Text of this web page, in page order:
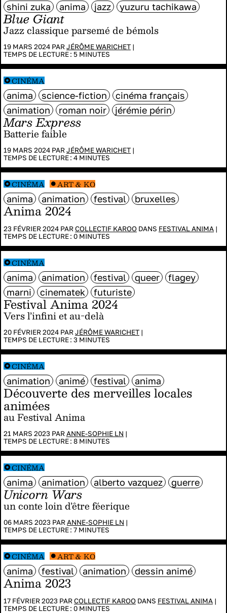
Blue Giant
Jazz classique parsemé de bémols
19 MARS 2024 PARJÉRÔME WARICHET |
TEMPS DE LECTURE : 5 MINUTES
shini zuka
anima jazz yuzuru tachikawa
Mars Express
Batterie faible
19 MARS 2024 PARJÉRÔME WARICHET |
TEMPS DE LECTURE : 4 MINUTES
anima science-fiction
cinéma français
animation
roman noir jérémie périn
CINÉMA
Anima 2024
23 FÉVRIER 2024 PARCOLLECTIF KAROO DANS FESTIVAL ANIMA |
TEMPS DE LECTURE : 0 MINUTES
anima animation festival bruxelles
CINÉMA ART & KO
Festival Anima 2024
Vers l’infini et au-delà
20 FÉVRIER 2024 PARJÉRÔME WARICHET |
TEMPS DE LECTURE : 3 MINUTES
anima animation festival queer
flagey
marni
cinematek futuriste
CINÉMA
Découverte des merveilles locales
animées
au Festival Anima
21 MARS 2023 PARANNE-SOPHIE LN |
TEMPS DE LECTURE : 8 MINUTES
animation animé festival anima
CINÉMA
Unicorn Wars
un conte loin d’être féerique
06 MARS 2023 PARANNE-SOPHIE LN |
TEMPS DE LECTURE : 7 MINUTES
anima animation alberto vazquez guerre
CINÉMA
Anima 2023
17 FÉVRIER 2023 PARCOLLECTIF KAROO DANS FESTIVAL ANIMA |
TEMPS DE LECTURE : 0 MINUTES
anima festival animation dessin animé
CINÉMA ART & KO